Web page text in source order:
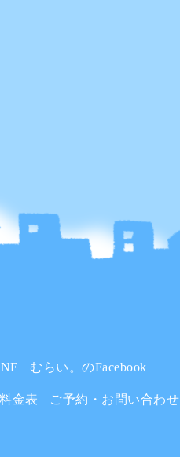
むらい。のFacebook
料金表 ご予約・お問い合わせ